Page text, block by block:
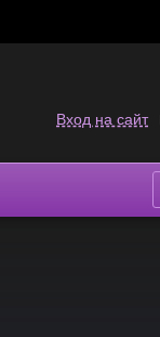
Вход на сайт